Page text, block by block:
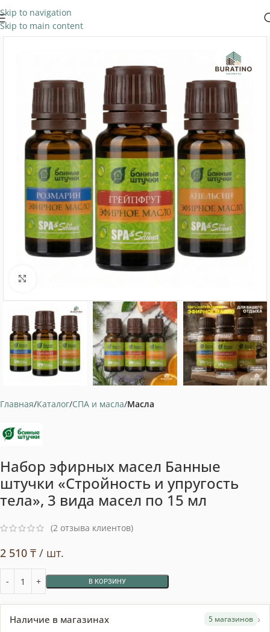
Skip to navigation
Skip to main content
Главная Каталог СПА и масла Масла
Набор эфирных масел Банные
штучки «Стройность и упругость
тела», 3 вида масел по 15 мл
(2 отзыва клиентов)
2 510 ₸ / шт.
В КОРЗИНУ
Наличие в магазинах 5 магазинов ›